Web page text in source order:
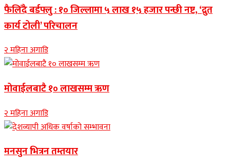
फैलिँदै बर्डफ्लु : १० जिल्लामा ५ लाख १५ हजार पन्छी नष्ट, ‘द्रुत
कार्य टोली’ परिचालन
२ महिना अगाडि
मोवाईलबाटै १० लाखसम्म ऋण
२ महिना अगाडि
मनसुन भित्रन तम्तयार